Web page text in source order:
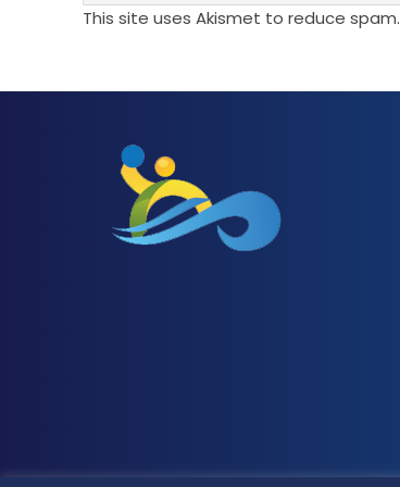
This site uses Akismet to reduce spam.